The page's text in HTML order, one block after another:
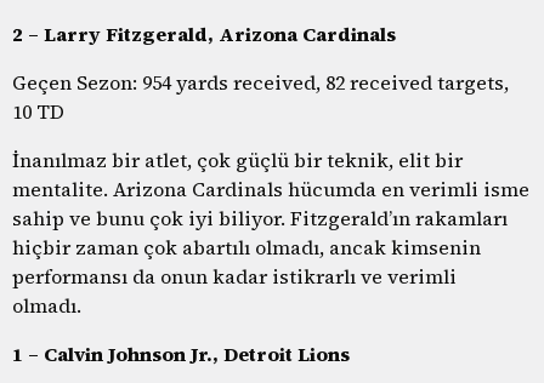
2 – Larry Fitzgerald, Arizona Cardinals
Geçen Sezon: 954 yards received, 82 received targets,
10 TD
İnanılmaz bir atlet, çok güçlü bir teknik, elit bir
mentalite. Arizona Cardinals hücumda en verimli isme
sahip ve bunu çok iyi biliyor. Fitzgerald’ın rakamları
hiçbir zaman çok abartılı olmadı, ancak kimsenin
performansı da onun kadar istikrarlı ve verimli
olmadı.
1 – Calvin Johnson Jr., Detroit Lions